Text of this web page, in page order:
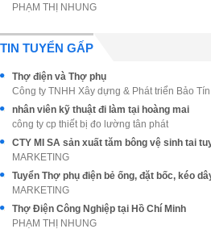
PHẠM THỊ NHUNG
TIN TUYỂN GẤP
Thợ điện và Thợ phụ
Công ty TNHH Xây dựng & Phát triển Bảo Tín
nhân viên kỹ thuật đi làm tại hoàng mai
công ty cp thiết bị đo lường tân phát
MARKETING
MARKETING
Thợ Điện Công Nghiệp tại Hồ Chí Minh
PHẠM THỊ NHUNG